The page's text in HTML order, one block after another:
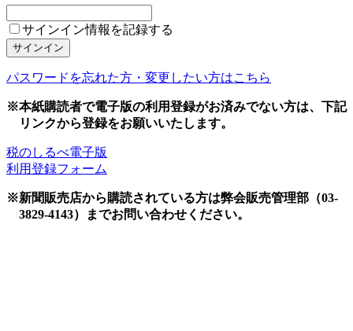
サインイン情報を記録する
サインイン
パスワードを忘れた方・変更したい方はこちら
※本紙購読者で電子版の利用登録がお済みでない方は、下記
リンクから登録をお願いいたします。
税のしるべ電子版
利用登録フォーム
※新聞販売店から購読されている方は弊会販売管理部（03-
3829-4143）までお問い合わせください。